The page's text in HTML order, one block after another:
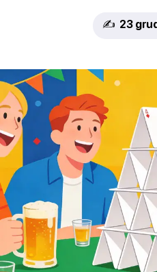
✍️ 23